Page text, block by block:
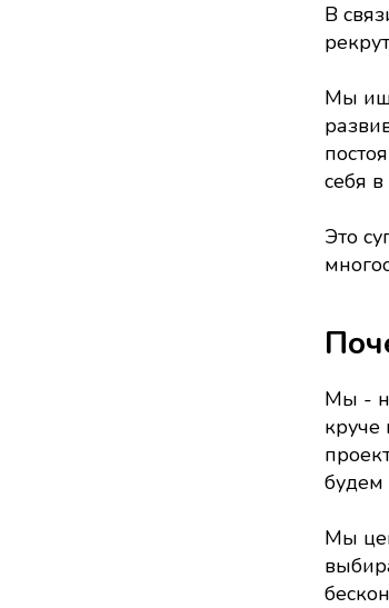
В
Мы
себя
Это
Мы -
круче
будем
Мы